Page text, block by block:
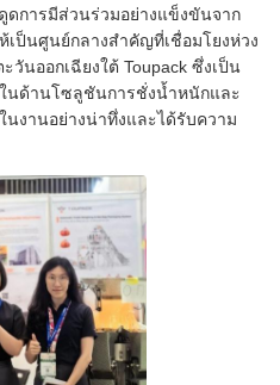
ดการมีส่วนร่วมอย่างแข็งขันจาก
เป็นศูนย์กลางสำคัญที่เชื่อมโยงห่วง
นออกเฉียงใต้ Toupack ซึ่งเป็น
นด้านโซลูชันการชั่งน้ำหนักและ
งานอย่างน่าทึ่งและได้รับความ